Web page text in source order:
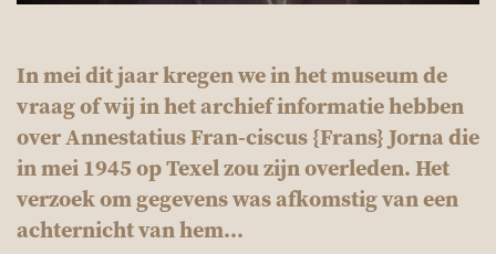
In mei dit jaar kregen we in het museum de
vraag of wij in het archief informatie hebben
over Annestatius Fran-ciscus {Frans} Jorna die
in mei 1945 op Texel zou zijn overleden. Het
verzoek om gegevens was afkomstig van een
achternicht van hem…